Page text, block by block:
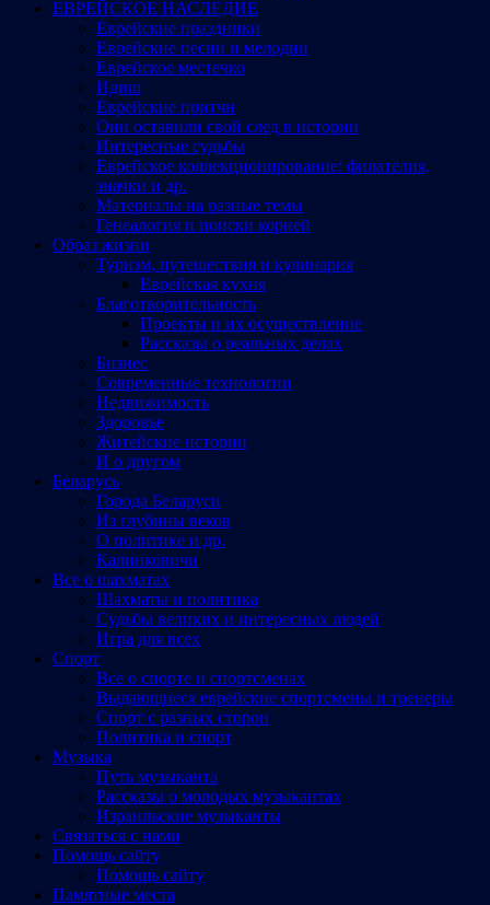
ЕВРЕЙСКОЕ НАСЛЕДИЕ
Еврейские праздники
Еврейские песни и мелодии
Еврейское местечко
Идиш
Еврейские притчи
Они оставили свой след в истории
Интересные судьбы
Еврейское коллекционирование: филателия,
значки и др.
Материалы на разные темы
Генеалогия и поиски корней
Образ жизни
Туризм, путешествия и кулинария
Еврейская кухня
Благотворительность
Проекты и их осуществление
Рассказы о реальных делах
Бизнес
Современные технологии
Недвижимость
Здоровье
Житейские истории
И о другом
Беларусь
Города Беларуси
Из глубины веков
О политике и др.
Калинковичи
Все о шахматах
Шахматы и политика
Судьбы великих и интересных людей
Игра для всех
Спорт
Все о спорте и спортсменах
Выдающиеся еврейские спортсмены и тренеры
Спорт с разных сторон
Политика и спорт
Музыка
Путь музыканта
Рассказы о молодых музыкантах
Израильские музыканты
Cвязаться с нами
Помощь сайту
Помощь сайту
Памятные места